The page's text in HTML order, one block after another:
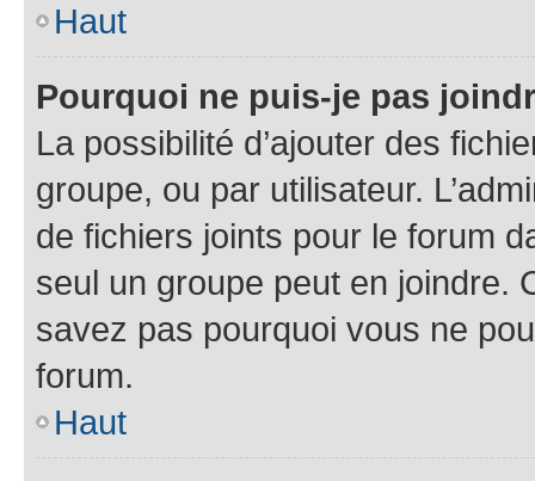
Haut
Pourquoi ne puis-je pas
La possibilité d’ajouter des
groupe, ou par utilisateur.
de fichiers joints pour le forum
seul un groupe peut en joindre.
savez pas pourquoi vous ne
forum.
Haut